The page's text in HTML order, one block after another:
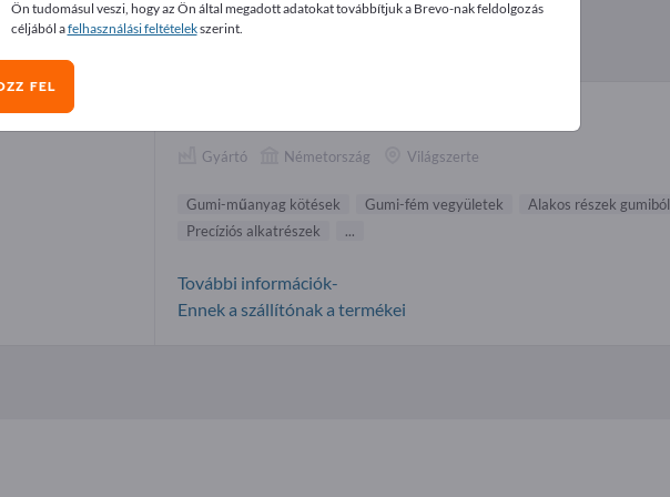
műanyag kötések beszállítók (1)
Gyártó Németország Világszerte
Gumi-műanyag kötések Gumi-fém vegyületek
Alakos részek gumiból
Precíziós alkatrészek
...
További információk-
Ennek a szállítónak a termékei
Ön tudomásul veszi, hogy az Ön által megadott adatokat továbbítjuk a Brevo-nak feldolgozás
céljából afelhasználási feltételekszerint.
FEL